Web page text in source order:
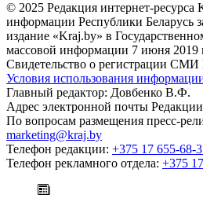
© 2025 Редакция интернет-
информации Республики Беларусь
издание «Kraj.by» в
массовой информации 7 июня 2019
Свидетельство о регистрации
Условия использования
Главный редактор: Довбенко В.Ф.
Адрес электронной почты
По вопросам размещения пресс-
marketing@kraj.by
Телефон редакции: +375 17 655-68-
Телефон рекламного отдела: +375